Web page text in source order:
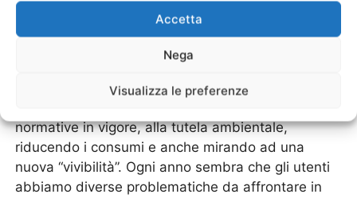
Accetta
Nega
Visualizza le preferenze
anche programmi che permettono di avere delle
temperature variabili, sistema in automatizzazione
e anche design di tendenza. Facili da montare,
semplici da usare, ma soprattutto anche molto
belli da avere in casa.Per il meccanismo e la
normative in vigore, alla tutela ambientale,
riducendo i consumi e anche mirando ad una
nuova “vivibilità”. Ogni anno sembra che gli utenti
abbiamo diverse problematiche da affrontare in